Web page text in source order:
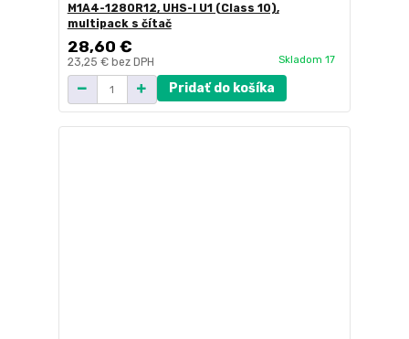
M1A4-1280R12, UHS-I U1 (Class 10),
multipack s čítač
28,60 €
23,25 € bez DPH Skladom 17
Pridať do košíka